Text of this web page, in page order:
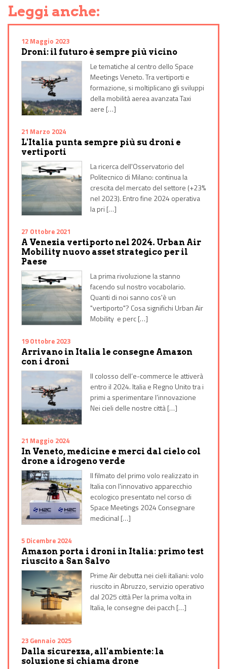
Leggi anche:
12 Maggio 2023
Droni: il futuro è sempre più vicino
Le tematiche al centro dello Space
Meetings Veneto. Tra vertiporti e
formazione, si moltiplicano gli sviluppi
della mobilità aerea avanzata Taxi
aere […]
21 Marzo 2024
L'Italia punta sempre più su droni e
vertiporti
La ricerca dell'Osservatorio del
Politecnico di Milano: continua la
crescita del mercato del settore (+23%
nel 2023). Entro fine 2024 operativa
la pri […]
27 Ottobre 2021
A Venezia vertiporto nel 2024. Urban Air
Mobility nuovo asset strategico per il
Paese
La prima rivoluzione la stanno
facendo sul nostro vocabolario.
Quanti di noi sanno cos'è un
"vertiporto"? Cosa significhi Urban Air
Mobility e perc […]
19 Ottobre 2023
Arrivano in Italia le consegne Amazon
con i droni
Il colosso dell’e-commerce le attiverà
entro il 2024. Italia e Regno Unito tra i
primi a sperimentare l’innovazione
Nei cieli delle nostre città […]
21 Maggio 2024
In Veneto, medicine e merci dal cielo col
drone a idrogeno verde
Il filmato del primo volo realizzato in
Italia con l'innovativo apparecchio
ecologico presentato nel corso di
Space Meetings 2024 Consegnare
medicinal […]
5 Dicembre 2024
Amazon porta i droni in Italia: primo test
riuscito a San Salvo
Prime Air debutta nei cieli italiani: volo
riuscito in Abruzzo, servizio operativo
dal 2025 città Per la prima volta in
Italia, le consegne dei pacch […]
23 Gennaio 2025
Dalla sicurezza, all'ambiente: la
soluzione si chiama drone